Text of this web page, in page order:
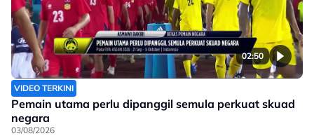
02:50
VIDEO TERKINI
Pemain utama perlu dipanggil semula perkuat skuad
negara
03/08/2026